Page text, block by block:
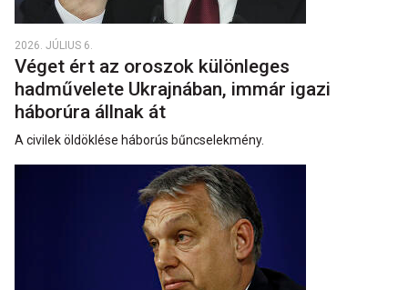
2026. JÚLIUS 6.
Véget ért az oroszok különleges
hadművelete Ukrajnában, immár igazi
háborúra állnak át
A civilek öldöklése háborús bűncselekmény.